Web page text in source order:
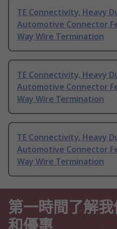
TE Connectivity, Heavy
Automotive Connector
Way Wire Termination
TE Connectivity, Heavy
Automotive Connector
Way Wire Termination
TE Connectivity, Heavy
Automotive Connector
Way Wire Termination
第一時間了解
和優惠